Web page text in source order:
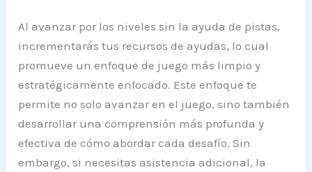
Al avanzar por los niveles sin la ayuda de pistas,
incrementarás tus recursos de ayudas, lo cual
promueve un enfoque de juego más limpio y
estratégicamente enfocado. Este enfoque te
permite no solo avanzar en el juego, sino también
desarrollar una comprensión más profunda y
efectiva de cómo abordar cada desafío. Sin
embargo, si necesitas asistencia adicional, la